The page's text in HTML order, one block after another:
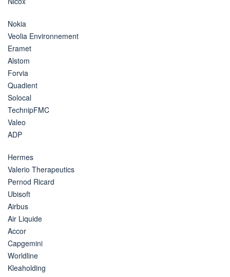
Nokia
Veolia Environnement
Eramet
Alstom
Forvia
Quadient
Solocal
TechnipFMC
Valeo
ADP
Hermes
Valerio Therapeutics
Pernod Ricard
Ubisoft
Airbus
Air Liquide
Accor
Capgemini
Worldline
Kleaholding